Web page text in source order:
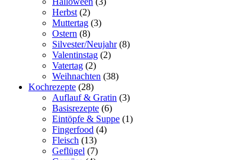
Herbst (2)
Muttertag (3)
Ostern (8)
Silvester/Neujahr(8)
Valentinstag (2)
Vatertag (2)
Weihnachten (38)
Kochrezepte (28)
Auflauf & Gratin (3)
Basisrezepte (6)
Eintöpfe & Suppe (1)
Fingerfood (4)
Fleisch (13)
Geflügel (7)